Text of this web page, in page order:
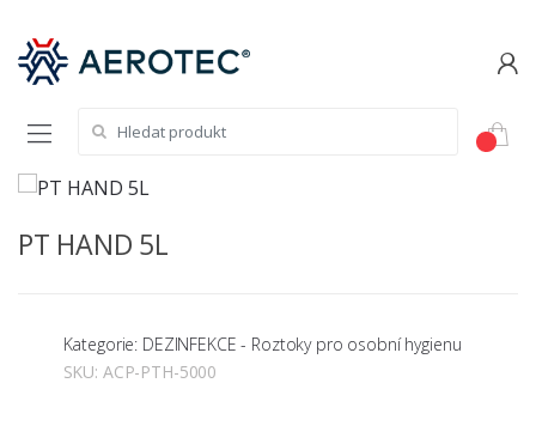
Hledat:
PT HAND 5L
Kategorie: DEZINFEKCE - Roztoky pro osobní hygienu
SKU: ACP-PTH-5000